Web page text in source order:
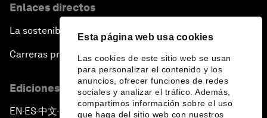
Esta página web usa cookies
Las cookies de este sitio web se usan
para personalizar el contenido y los
anuncios, ofrecer funciones de redes
sociales y analizar el tráfico. Además,
compartimos información sobre el uso
que haga del sitio web con nuestros
Enlaces directos
La sostenibilidad en el Foro
Carreras profesionales
Ediciones en otros idiomas
EN ▪ES▪中文▪ 日本語